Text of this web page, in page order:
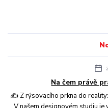
Na čem právě
✍️ Z rýsovacího prkna do